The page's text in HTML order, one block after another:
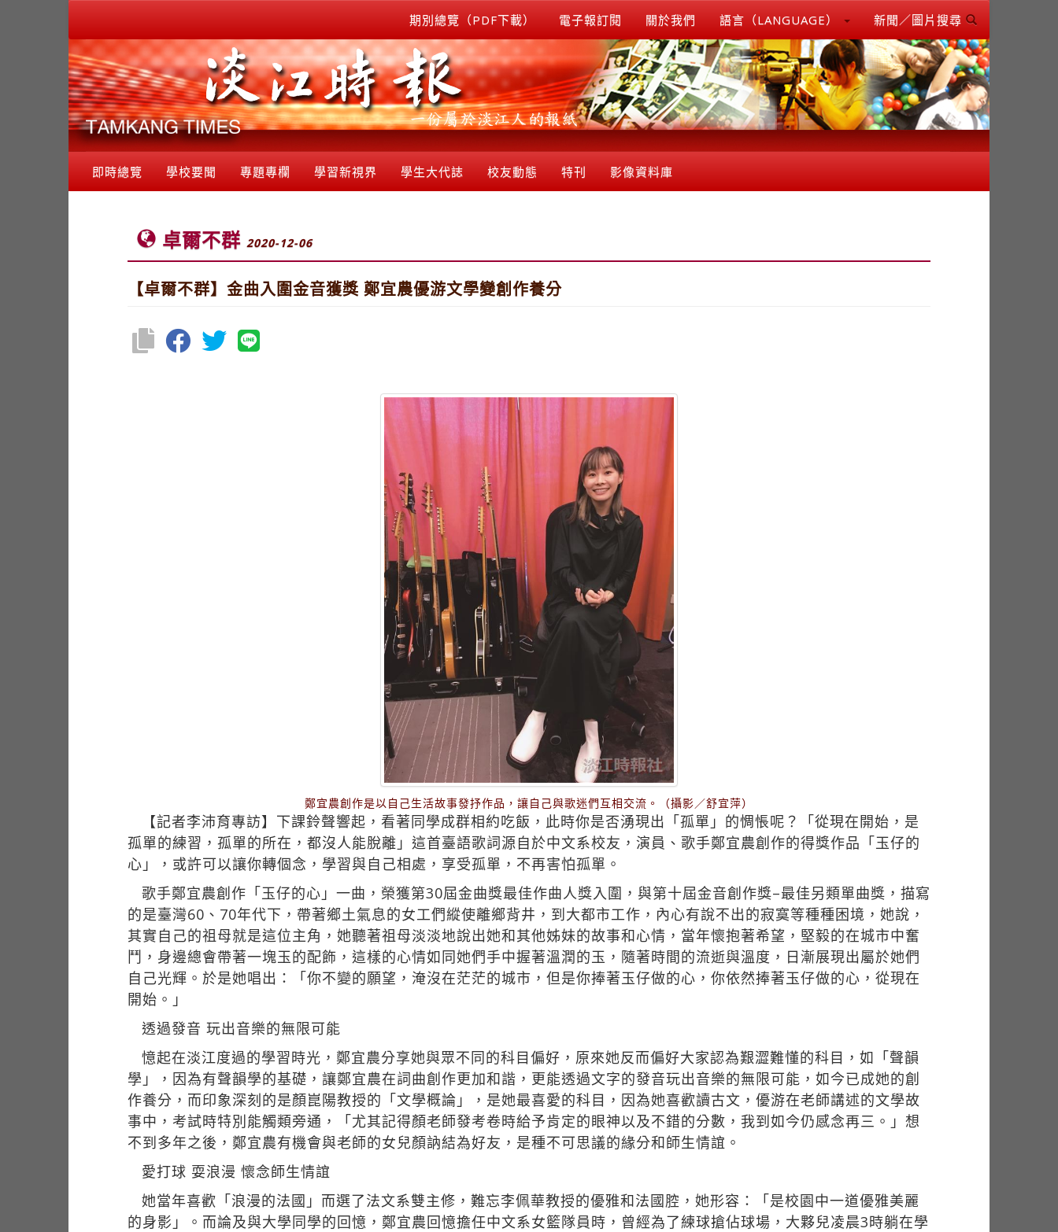
期別總覽（PDF下載） 電子報訂閱 關於我們 語言（LANGUAGE） 新聞／圖片搜尋
即時總覽 學校要聞 專題專欄 學習新視界 學生大代誌 校友動態 特刊 影像資料庫
卓爾不群 2020-12-06
【卓爾不群】金曲入圍金音獲獎 鄭宜農優游文學變創作養分
鄭宜農創作是以自己生活故事發抒作品，讓自己與歌迷們互相交流。（攝影／舒宜萍）
【記者李沛育專訪】下課鈴聲響起，看著同學成群相約吃飯，此時你是否湧現出「孤單」的惆悵呢？「從現在開始，是
孤單的練習，孤單的所在，都沒人能脫離」這首臺語歌詞源自於中文系校友，演員、歌手鄭宜農創作的得獎作品「玉仔的
心」，或許可以讓你轉個念，學習與自己相處，享受孤單，不再害怕孤單。
歌手鄭宜農創作「玉仔的心」一曲，榮獲第30屆金曲獎最佳作曲人獎入圍，與第十屆金音創作獎–最佳另類單曲獎，描寫
的是臺灣60、70年代下，帶著鄉土氣息的女工們縱使離鄉背井，到大都市工作，內心有說不出的寂寞等種種困境，她說，
其實自己的祖母就是這位主角，她聽著祖母淡淡地說出她和其他姊妹的故事和心情，當年懷抱著希望，堅毅的在城市中奮
鬥，身邊總會帶著一塊玉的配飾，這樣的心情如同她們手中握著溫潤的玉，隨著時間的流逝與溫度，日漸展現出屬於她們
自己光輝。於是她唱出：「你不變的願望，淹沒在茫茫的城市，但是你捧著玉仔做的心，你依然捧著玉仔做的心，從現在
開始。」
透過發音 玩出音樂的無限可能
憶起在淡江度過的學習時光，鄭宜農分享她與眾不同的科目偏好，原來她反而偏好大家認為艱澀難懂的科目，如「聲韻
學」，因為有聲韻學的基礎，讓鄭宜農在詞曲創作更加和諧，更能透過文字的發音玩出音樂的無限可能，如今已成她的創
作養分，而印象深刻的是顏崑陽教授的「文學概論」，是她最喜愛的科目，因為她喜歡讀古文，優游在老師講述的文學故
事中，考試時特別能觸類旁通，「尤其記得顏老師發考卷時給予肯定的眼神以及不錯的分數，我到如今仍感念再三。」想
不到多年之後，鄭宜農有機會與老師的女兒顏訥結為好友，是種不可思議的緣分和師生情誼。
愛打球 耍浪漫 懷念師生情誼
她當年喜歡「浪漫的法國」而選了法文系雙主修，難忘李佩華教授的優雅和法國腔，她形容：「是校園中一道優雅美麗
的身影」。而論及與大學同學的回憶，鄭宜農回憶擔任中文系女籃隊員時，曾經為了練球搶佔球場，大夥兒凌晨3時躺在學